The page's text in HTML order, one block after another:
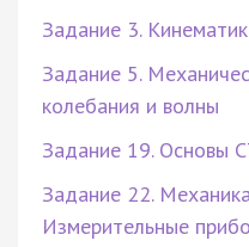
Задание 3.
Задание 5.
колебания и волны
Задание 19. Основы
Задание 22.
Измерительные